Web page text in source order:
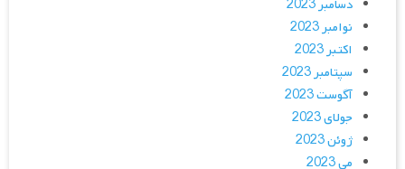
دسامبر 2023
نوامبر 2023
اکتبر 2023
سپتامبر 2023
آگوست 2023
جولای 2023
ژوئن 2023
می 2023